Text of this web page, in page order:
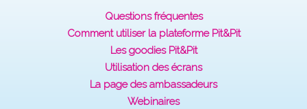
Questions fréquentes
Comment utiliser la plateforme Pit&Pit
Les goodies Pit&Pit
Utilisation des écrans
La page des ambassadeurs
Webinaires